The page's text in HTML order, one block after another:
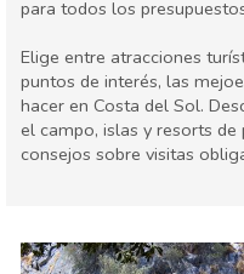
para todos los
Elige entre atracciones
puntos de interés, las
hacer en Costa del Sol.
el campo, islas y resorts
consejos sobre visitas
Agenda de eventos